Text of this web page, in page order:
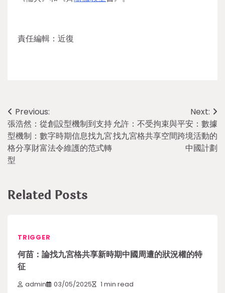
責任編輯：近復
Post
navigation
Previous:
張浩然：從創設型機制到支持
型機制：數字時期信息找九宮
格分享財富法令維護的范式轉
型
Next:
允許：不受拘束與平安：數據
找九宮格共享空間跨境活動的
中國計劃
Related Posts
TRIGGER
何苗：論找九宮格共享新時期中國周遭的狀況權的特
征
admin 03/05/2025 1 min read